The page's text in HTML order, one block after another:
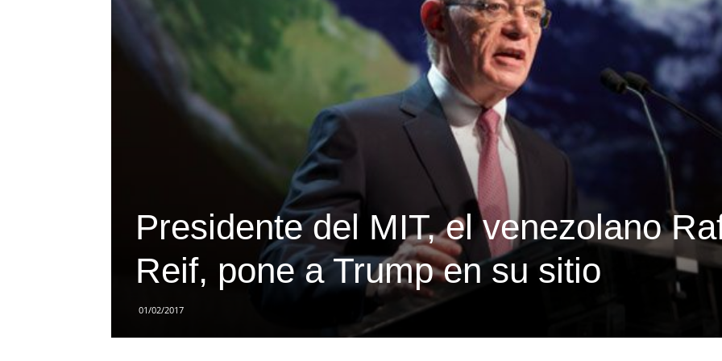
Presidente del MIT, el venezolano
Reif, pone a Trump en su sitio
01/02/2017